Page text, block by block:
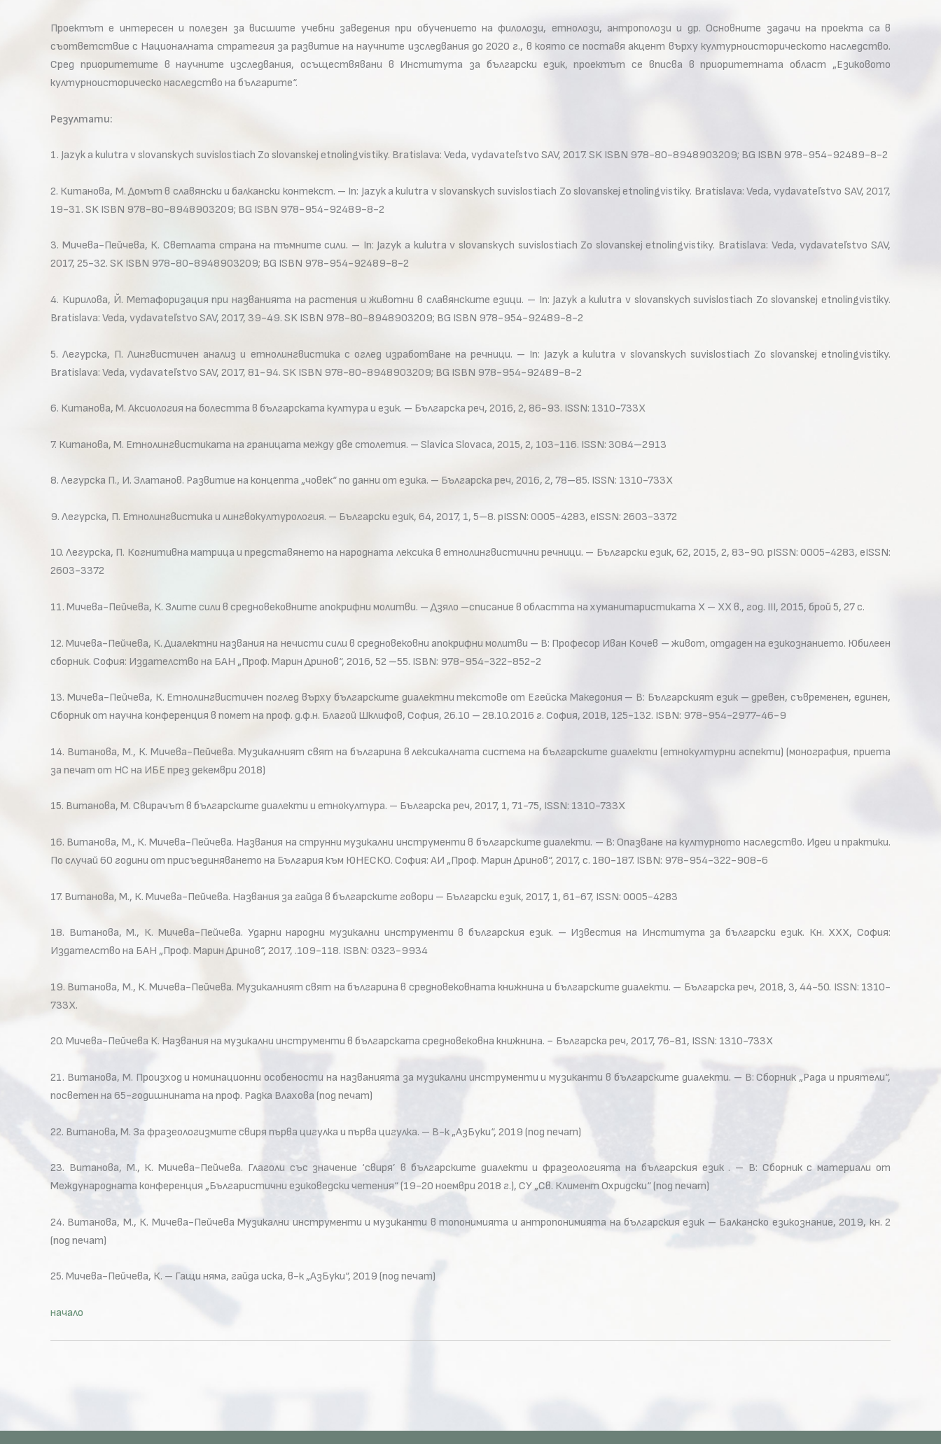
Проектът е интересен и полезен за висшите учебни заведения при обучението на филолози, етнолози, антрополози и др. Основните задачи на проекта са в
съответствие с Националната стратегия за развитие на научните изследвания до 2020 г., в която се поставя акцент върху културноисторическото наследство.
Сред приоритетите в научните изследвания, осъществявани в Института за български език, проектът се вписва в приоритетната област „Езиковото
културноисторическо наследство на българите“.
Резултати:
1. Jazyk a kulutra v slovanskych suvislostiach Zo slovanskej etnolingvistiky. Bratislava: Veda, vydavateľstvo SAV, 2017. SK ISBN 978-80-8948903209; BG ISBN 978-954-92489-8-2
2. Китанова, М. Домът в славянски и балкански контекст. – In: Jazyk a kulutra v slovanskych suvislostiach Zo slovanskej etnolingvistiky. Bratislava: Veda, vydavateľstvo SAV, 2017,
19-31. SK ISBN 978-80-8948903209; BG ISBN 978-954-92489-8-2
3. Мичева-Пейчева, К. Светлата страна на тъмните сили. – In: Jazyk a kulutra v slovanskych suvislostiach Zo slovanskej etnolingvistiky. Bratislava: Veda, vydavateľstvo SAV,
2017, 25-32. SK ISBN 978-80-8948903209; BG ISBN 978-954-92489-8-2
4. Кирилова, Й. Метафоризация при названията на растения и животни в славянските езици. – In: Jazyk a kulutra v slovanskych suvislostiach Zo slovanskej etnolingvistiky.
Bratislava: Veda, vydavateľstvo SAV, 2017, 39-49. SK ISBN 978-80-8948903209; BG ISBN 978-954-92489-8-2
5. Легурска, П. Лингвистичен анализ и етнолингвистика с оглед изработване на речници. – In: Jazyk a kulutra v slovanskych suvislostiach Zo slovanskej etnolingvistiky.
Bratislava: Veda, vydavateľstvo SAV, 2017, 81-94. SK ISBN 978-80-8948903209; BG ISBN 978-954-92489-8-2
6. Китанова, М. Аксиология на болестта в българската култура и език. – Българска реч, 2016, 2, 86-93. ISSN: 1310-733X
7. Китанова, М. Етнолингвистиката на границата между две столетия. – Slavica Slovaca, 2015, 2, 103-116. ISSN: 3084–2913
8. Легурска П., И. Златанов. Развитие на концепта „човек“ по данни от езика. – Българска реч, 2016, 2, 78–85. ISSN: 1310-733X
9. Легурска, П. Етнолингвистика и лингвокултурология. – Български език, 64, 2017, 1, 5–8. pISSN: 0005-4283, eISSN: 2603-3372
10. Легурска, П. Когнитивна матрица и представянето на народната лексика в етнолингвистични речници. – Български език, 62, 2015, 2, 83-90. pISSN: 0005-4283, eISSN:
2603-3372
11. Мичева-Пейчева, К. Злите сили в средновековните апокрифни молитви. – Дзяло –списание в областта на хуманитаристиката Х – ХХ в., год. IIІ, 2015, брой 5, 27 с.
12. Мичева-Пейчева, К. Диалектни названия на нечисти сили в средновековни апокрифни молитви – В: Професор Иван Кочев – живот, отдаден на езикознанието. Юбилеен
сборник. София: Издателство на БАН „Проф. Марин Дринов“, 2016, 52 –55. ISBN: 978-954-322-852-2
13. Мичева-Пейчева, К. Етнолингвистичен поглед върху българските диалектни текстове от Егейска Македония – В: Българският език – древен, съвременен, единен,
Сборник от научна конференция в помет на проф. д.ф.н. Благой Шклифов, София, 26.10 – 28.10.2016 г. София, 2018, 125-132. ISBN: 978-954-2977-46-9
14. Витанова, М., К. Мичева-Пейчева. Музикалният свят на българина в лексикалната система на българските диалекти (етнокултурни аспекти) (монография, приета
за печат от НС на ИБЕ през декември 2018)
15. Витанова, М. Свирачът в българските диалекти и етнокултура. – Българска реч, 2017, 1, 71-75, ISSN: 1310-733X
16. Витанова, М., К. Мичева-Пейчева. Названия на струнни музикални инструменти в българските диалекти. – В: Опазване на културното наследство. Идеи и практики.
По случай 60 години от присъединяването на България към ЮНЕСКО. София: АИ „Проф. Марин Дринов“, 2017, с. 180-187. ISBN: 978-954-322-908-6
17. Витанова, М., К. Мичева-Пейчева. Названия за гайда в българските говори – Български език, 2017, 1, 61-67, ISSN: 0005-4283
18. Витанова, М., К. Мичева-Пейчева. Ударни народни музикални инструменти в българския език. – Известия на Института за български език. Кн. ХХХ, София:
Издателство на БАН „Проф. Марин Дринов“, 2017, .109-118. ISBN: 0323-9934
19. Витанова, М., К. Мичева-Пейчева. Музикалният свят на българина в средновековната книжнина и българските диалекти. – Българска реч, 2018, 3, 44-50. ISSN: 1310-
733X.
20. Мичева-Пейчева К. Названия на музикални инструменти в българската средновековна книжнина. − Българска реч, 2017, 76-81, ISSN: 1310-733X
21. Витанова, М. Произход и номинационни особености на названията за музикални инструменти и музиканти в българските диалекти. – В: Сборник „Рада и приятели“,
посветен на 65-годишнината на проф. Радка Влахова (под печат)
22. Витанова, М. За фразеологизмите свиря първа цигулка и първа цигулка. – В-к „АзБуки“, 2019 (под печат)
23. Витанова, М., К. Мичева-Пейчева. Глаголи със значение ‘свиря’ в българските диалекти и фразеологията на българския език . – В: Сборник с материали от
Международната конференция „Българистични езиковедски четения“ (19-20 ноември 2018 г.), СУ „Св. Климент Охридски“ (под печат)
24. Витанова, М., К. Мичева-Пейчева Музикални инструменти и музиканти в топонимията и антропонимията на българския език – Балканско езикознание, 2019, кн. 2
(под печат)
25. Мичева-Пейчева, К. – Гащи няма, гайда иска, в-к „АзБуки“, 2019 (под печат)
начало